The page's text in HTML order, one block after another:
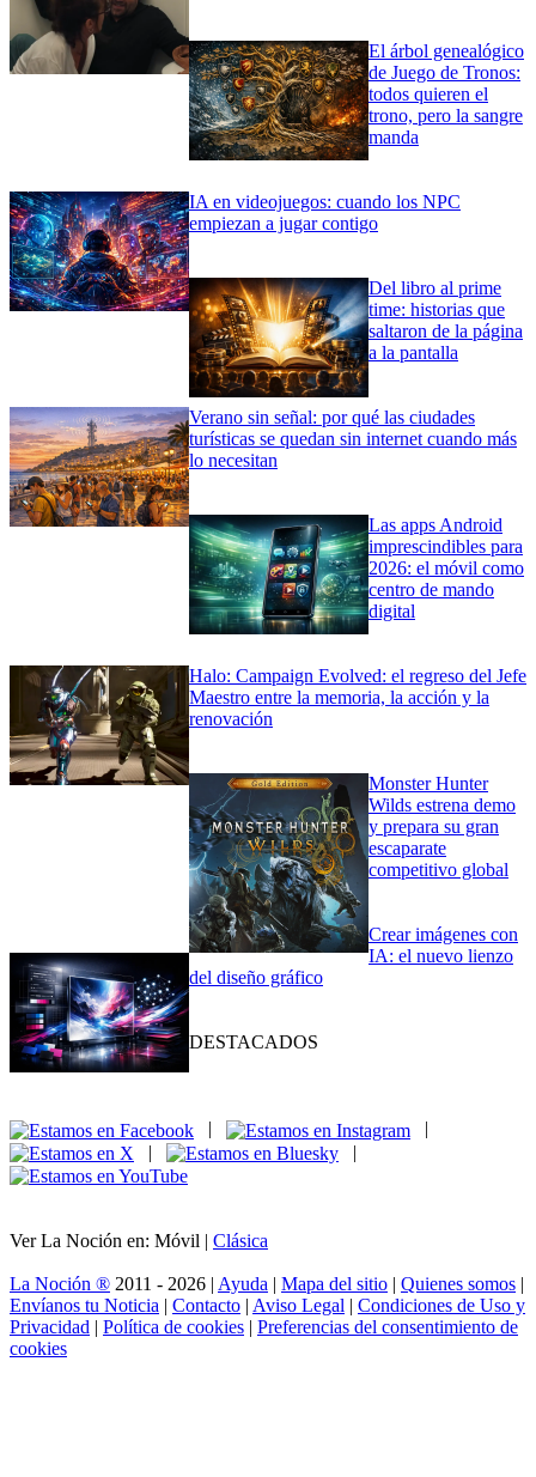
El árbol genealógico
de Juego de Tronos:
todos quieren el
trono, pero la sangre
manda
IA en videojuegos: cuando los NPC
empiezan a jugar contigo
Del libro al prime
time: historias que
saltaron de la página
a la pantalla
Verano sin señal: por qué las ciudades
turísticas se quedan sin internet cuando más
lo necesitan
Las apps Android
imprescindibles para
2026: el móvil como
centro de mando
digital
Halo: Campaign Evolved: el regreso del Jefe
Maestro entre la memoria, la acción y la
renovación
Monster Hunter
Wilds estrena demo
y prepara su gran
escaparate
competitivo global
Crear imágenes con
IA: el nuevo lienzo
del diseño gráfico
DESTACADOS
|
|
|
|
Ver La Noción en: Móvil | Clásica
La Noción ® 2011 - 2026 | Ayuda | Mapa del sitio | Quienes somos |
Envíanos tu Noticia | Contacto | Aviso Legal | Condiciones de Uso y
Privacidad | Política de cookies | Preferencias del consentimiento de
cookies